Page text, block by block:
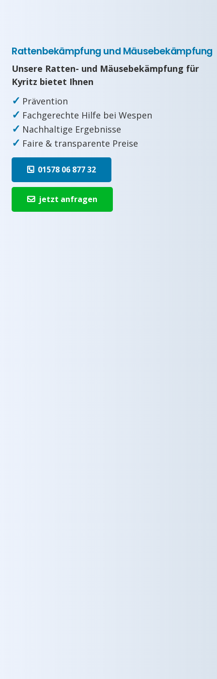
Rattenbekämpfung und Mäusebekämpfung
Unsere Ratten- und Mäusebekämpfung für
Kyritz bietet Ihnen
✓ Prävention
✓ Fachgerechte Hilfe bei Wespen
✓ Nachhaltige Ergebnisse
✓ Faire & transparente Preise
01578 06 877 32
jetzt anfragen